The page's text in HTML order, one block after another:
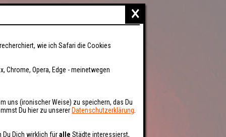
×
wie ich Safari die Cookies
Chrome, Opera, Edge - meinetwegen
uns (ironischer Weise) zu speichern, das Du
Du hier zu unserer Datenschutzerklärung
Du Dich wirklich füralle Städte interessierst,